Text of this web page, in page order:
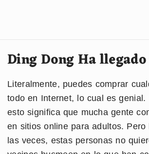
Ding Dong Ha
Literalmente, puedes comprar
todo en Internet, lo cual es genial.
esto significa que mucha gente
en sitios online para adultos.
las veces, estas personas no